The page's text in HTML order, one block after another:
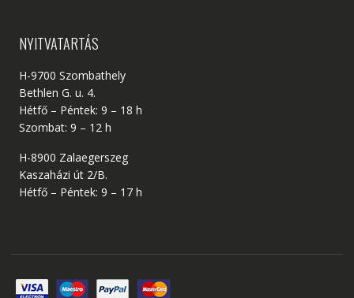
NYITVATARTÁS
H-9700 Szombathely
Bethlen G. u. 4.
Hétfő – Péntek: 9 – 18 h
Szombat: 9 – 12 h
H-8900 Zalaegerszeg
Kaszaházi út 2/B.
Hétfő – Péntek: 9 – 17 h